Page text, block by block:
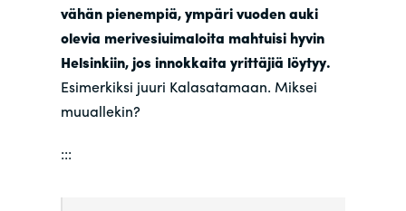
vähän pienempiä, ympäri vuoden auki
olevia merivesiuimaloita mahtuisi hyvin
Helsinkiin, jos innokkaita yrittäjiä löytyy.
Esimerkiksi juuri Kalasatamaan. Miksei
muuallekin?
:::